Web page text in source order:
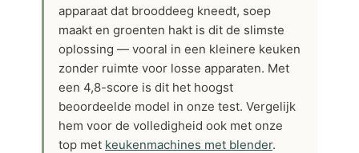
apparaat dat brooddeeg kneedt, soep
maakt en groenten hakt is dit de slimste
oplossing — vooral in een kleinere keuken
zonder ruimte voor losse apparaten. Met
een 4,8-score is dit het hoogst
beoordeelde model in onze test. Vergelijk
hem voor de volledigheid ook met onze
top met keukenmachines met blender.